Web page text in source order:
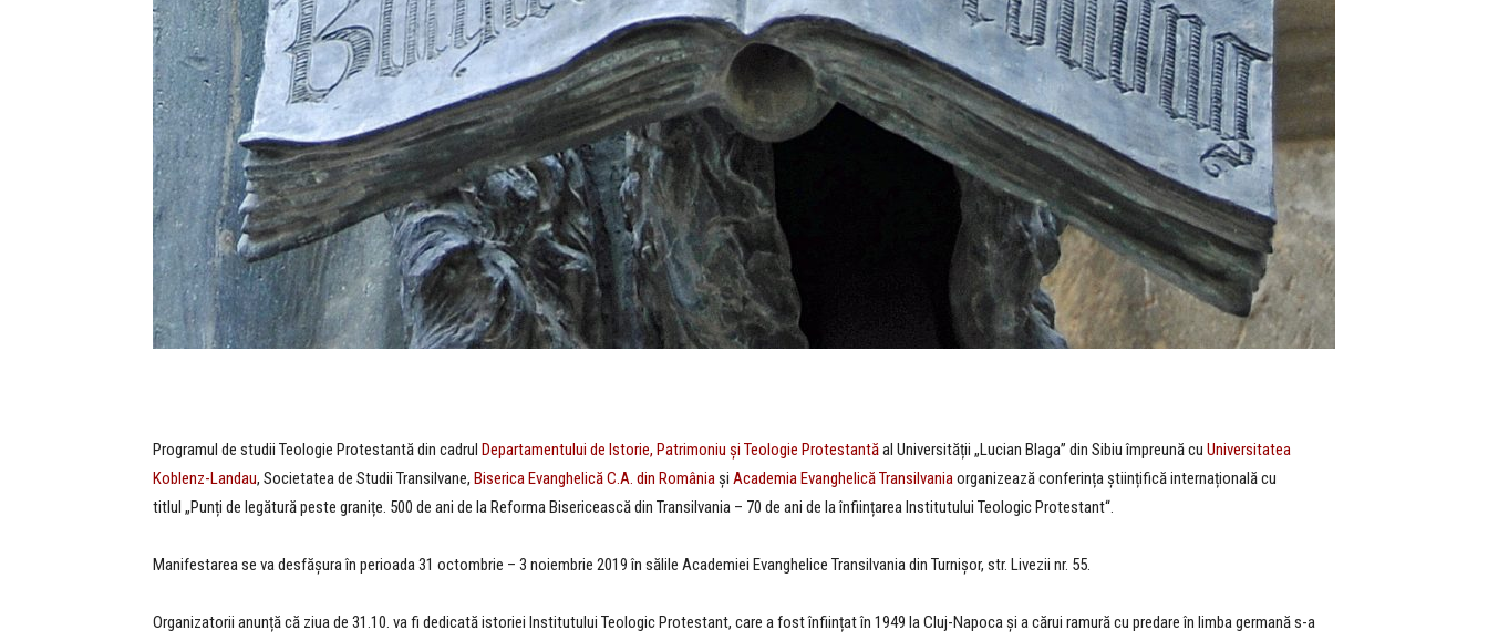
Programul de studii Teologie Protestantă din cadrul Departamentului de Istorie, Patrimoniu și Teologie Protestantăal Universității „Lucian Blaga” din Sibiu împreună cu Universitatea
Koblenz-Landau, Societatea de Studii Transilvane, Biserica Evanghelică C.A. din România și Academia Evanghelică Transilvaniaorganizează conferința științifică internațională cu
titlul „Punți de legătură peste granițe. 500 de ani de la Reforma Bisericească din Transilvania – 70 de ani de la înființarea Institutului Teologic Protestant“.
Manifestarea se va desfășura în perioada 31 octombrie – 3 noiembrie 2019 în sălile Academiei Evanghelice Transilvania din Turnișor, str. Livezii nr. 55.
Organizatorii anunță că ziua de 31.10. va fi dedicată istoriei Institutului Teologic Protestant, care a fost înființat în 1949 la Cluj-Napoca și a cărui ramură cu predare în limba germană s-a